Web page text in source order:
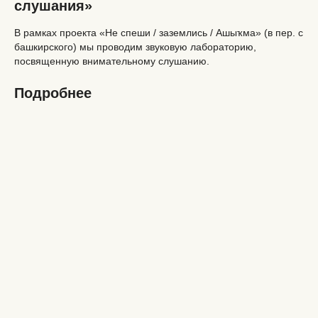
слушания»
В рамках проекта «Не спеши / заземлись / Ашыҡма» (в пер. с
башкирского) мы проводим звуковую лабораторию,
посвященную внимательному слушанию.
Подробнее